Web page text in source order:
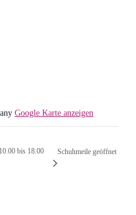
Google Karte anzeigen
bis 18.00
Schuhmeile geöffnet